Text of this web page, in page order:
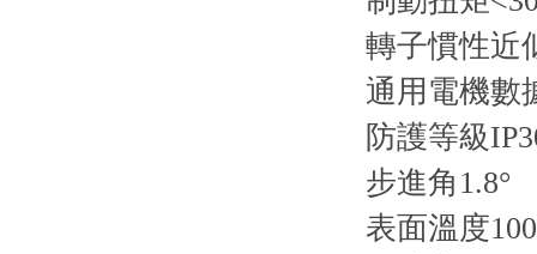
轉子慣性近
通用電機數
防護等級
步進角1.8°
表面溫度